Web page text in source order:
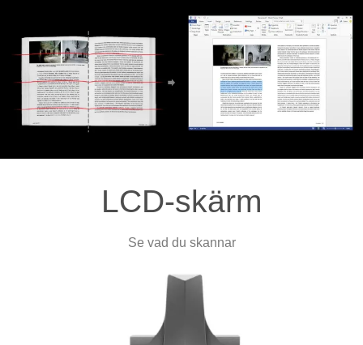
LCD-skärm
Se vad du skannar